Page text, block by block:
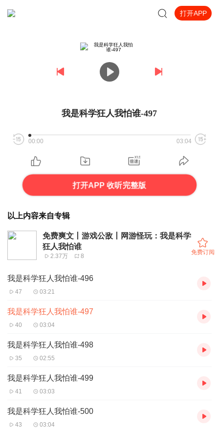
打开APP
我是科学狂人我怕谁-497
00:00 03:04
打开APP 收听完整版
以上内容来自专辑
免费爽文丨游戏公敌丨网游怪玩：我是科学
狂人我怕谁
2.37万 8
免费订阅
我是科学狂人我怕谁-496
47 03:21
我是科学狂人我怕谁-497
40 03:04
我是科学狂人我怕谁-498
35 02:55
我是科学狂人我怕谁-499
41 03:03
我是科学狂人我怕谁-500
43 03:04